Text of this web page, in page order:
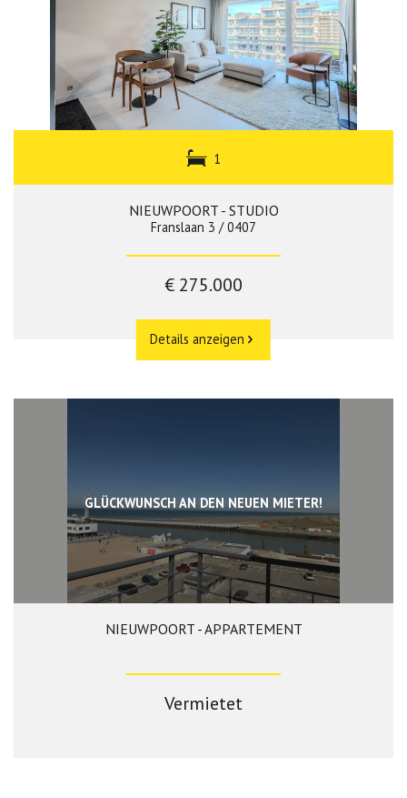
1
NIEUWPOORT - STUDIO
Franslaan 3 / 0407
€ 275.000
Details anzeigen
GLÜCKWUNSCH AN DEN NEUEN MIETER!
87 m² 2 1
NIEUWPOORT - APPARTEMENT
Vermietet